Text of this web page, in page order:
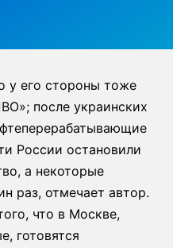
у его стороны тоже
после украинских
России остановили
а некоторые
раз, отмечает автор.
что в Москве,
готовятся